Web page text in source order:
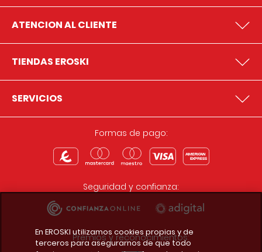
ATENCION AL CLIENTE
TIENDAS EROSKI
SERVICIOS
Formas de pago:
Seguridad y confianza:
Premios y reconocimientos:
En EROSKI utilizamos cookies propias y de
terceros para asegurarnos de que todo